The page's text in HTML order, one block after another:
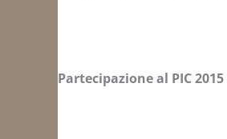
Partecipazione al PIC 2015